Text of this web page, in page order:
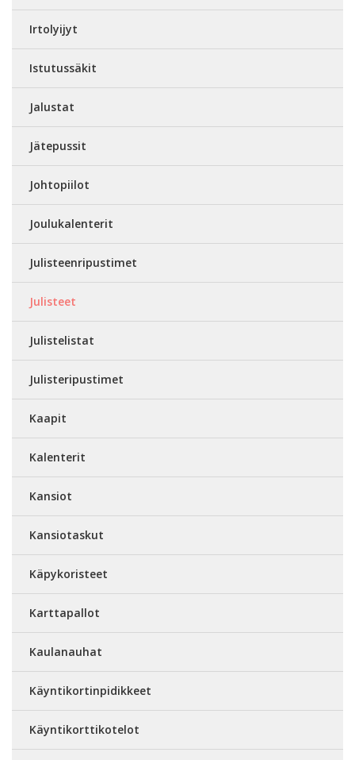
Irtolyijyt
Istutussäkit
Jalustat
Jätepussit
Johtopiilot
Joulukalenterit
Julisteenripustimet
Julisteet
Julistelistat
Julisteripustimet
Kaapit
Kalenterit
Kansiot
Kansiotaskut
Käpykoristeet
Karttapallot
Kaulanauhat
Käyntikortinpidikkeet
Käyntikorttikotelot